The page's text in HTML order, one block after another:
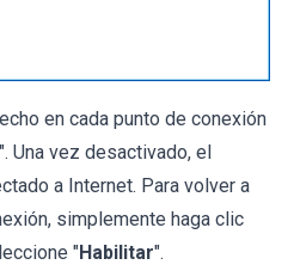
en cada punto de conexión
". Una vez desactivado, el
a Internet. Para volver a
simplemente haga clic
"Habilitar".